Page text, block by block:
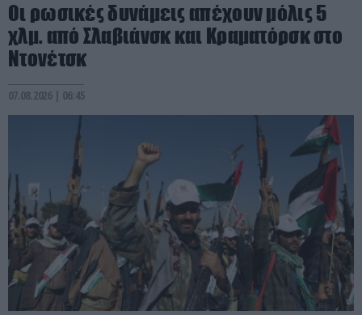
Οι ρωσικές δυνάμεις απέχουν μόλις 5
χλμ. από Σλαβιάνσκ και Κραματόρσκ στο
Ντονέτσκ
07.08.2026 | 06:45